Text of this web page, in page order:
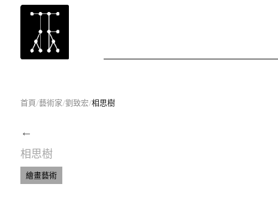
首頁/藝術家/劉致宏/相思樹
←
相思樹
繪畫藝術